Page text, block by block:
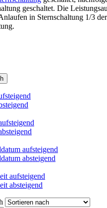
geschaltet. Die
in Sternschaltung 1/3
aufsteigend
absteigend
aufsteigend
absteigend